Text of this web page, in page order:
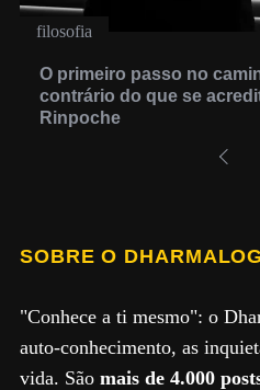
filosofia
O primeiro passo no
contrário do que se
Rinpoche
SOBRE O DHARMALOG
"Conhece a ti mesmo": o
auto-conhecimento, as
vida. São mais de 4.000